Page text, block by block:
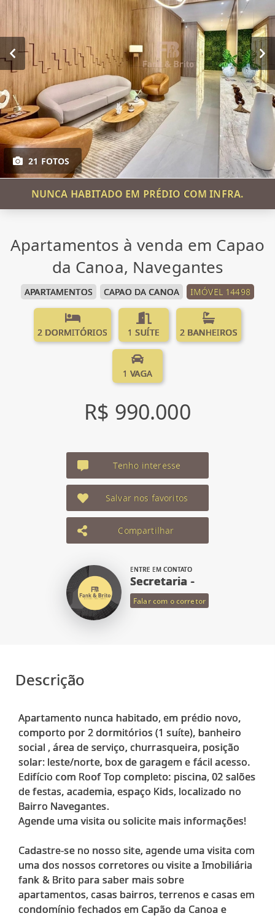
21 FOTOS
NUNCA HABITADO EM PRÉDIO COM INFRA.
Apartamentos à venda em Capao
da Canoa, Navegantes
APARTAMENTOS CAPAO DA CANOA IMÓVEL 14498
2 DORMITÓRIOS 1 SUÍTE 2 BANHEIROS
1 VAGA
R$ 990.000
Tenho interesse
Salvar nos favoritos
Compartilhar
ENTRE EM CONTATO
Secretaria -
Falar com o corretor
Descrição
Apartamento nunca habitado, em prédio novo,
comporto por 2 dormitórios (1 suíte), banheiro
social , área de serviço, churrasqueira, posição
solar: leste/norte, box de garagem e fácil acesso.
Edifício com Roof Top completo: piscina, ⁠02 salões
de festas, academia, espaço Kids, localizado no
Bairro Navegantes.
Agende uma visita ou solicite mais informações!
Cadastre-se no nosso site, agende uma visita com
uma dos nossos corretores ou visite a Imobiliária
fank & Brito para saber mais sobre
apartamentos, casas bairros, terrenos e casas em
condomínio fechados em Capão da Canoa e